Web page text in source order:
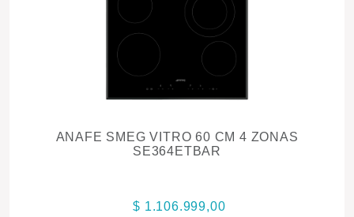
ANAFE SMEG VITRO 60 CM 4 ZONAS
SE364ETBAR
$ 1.106.999,00